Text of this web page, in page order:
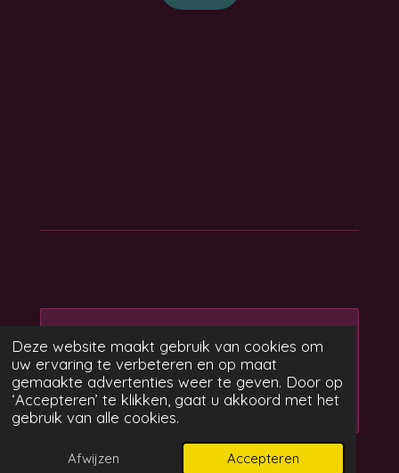
Deze website maakt gebruik van cookies om
uw ervaring te verbeteren en op maat
gemaakte advertenties weer te geven. Door op
‘Accepteren’ te klikken, gaat u akkoord met het
gebruik van alle cookies.
Afwijzen Accepteren
Maak jouw eigen website
met
Webador